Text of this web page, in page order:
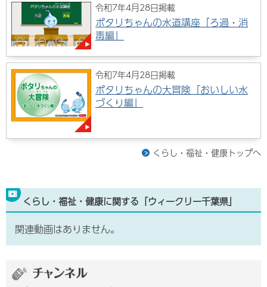
令和7年4月28日掲載
ポタリちゃんの水道講座「ろ過・消
毒編」
令和7年4月28日掲載
ポタリちゃんの大冒険「おいしい水
づくり編」
くらし・福祉・健康トップへ
くらし・福祉・健康に関する「ウィークリー千葉県」
関連動画はありません。